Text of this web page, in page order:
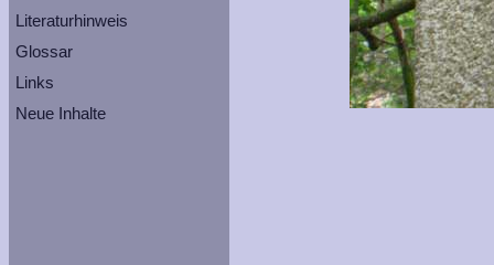
Literaturhinweis
Glossar
Links
Neue Inhalte